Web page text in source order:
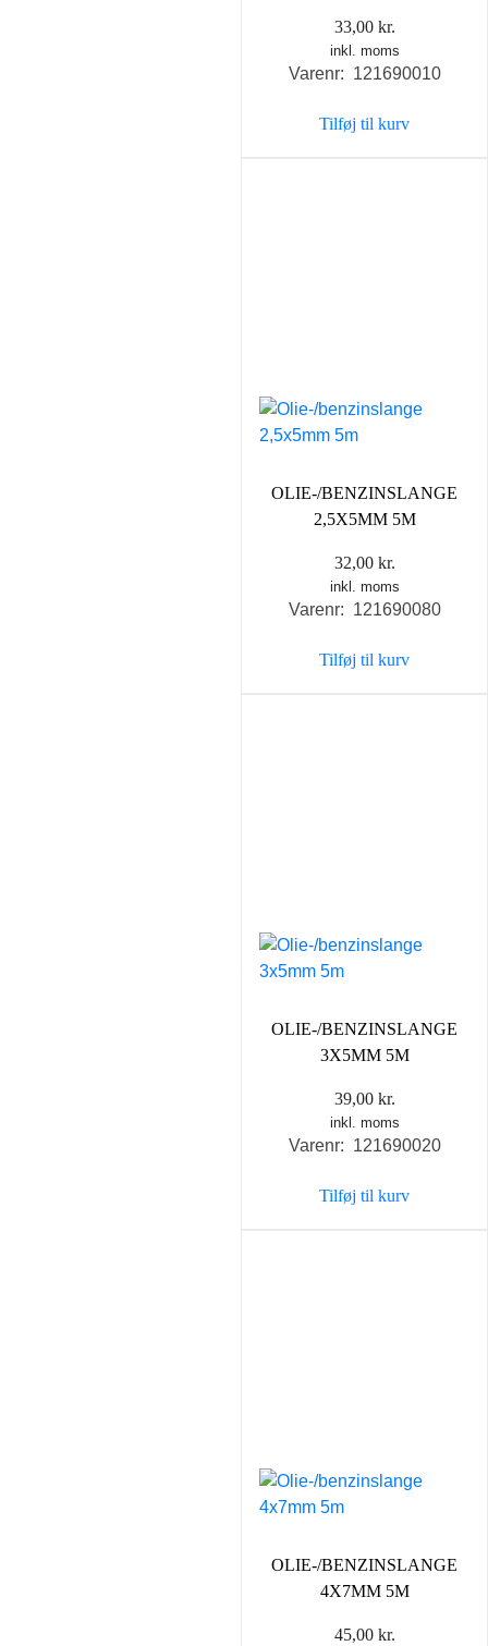
33,00 kr.
inkl. moms
Varenr: 121690010
Tilføj til kurv
OLIE-/BENZINSLANGE
2,5X5MM 5M
32,00 kr.
inkl. moms
Varenr: 121690080
Tilføj til kurv
OLIE-/BENZINSLANGE
3X5MM 5M
39,00 kr.
inkl. moms
Varenr: 121690020
Tilføj til kurv
OLIE-/BENZINSLANGE
4X7MM 5M
45,00 kr.